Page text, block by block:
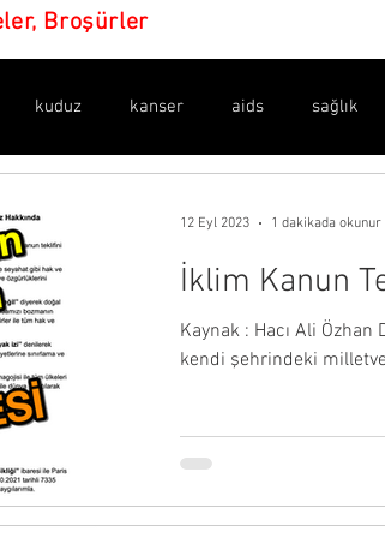
Broşürler
kuduz kanser aids sağlık
dünya sağlık örgütü bulaşıcılık
İklim Kanun
Kaynak : Hacı Ali
kendi şehrindeki
12 Eyl 2023 1 dakikada okunur